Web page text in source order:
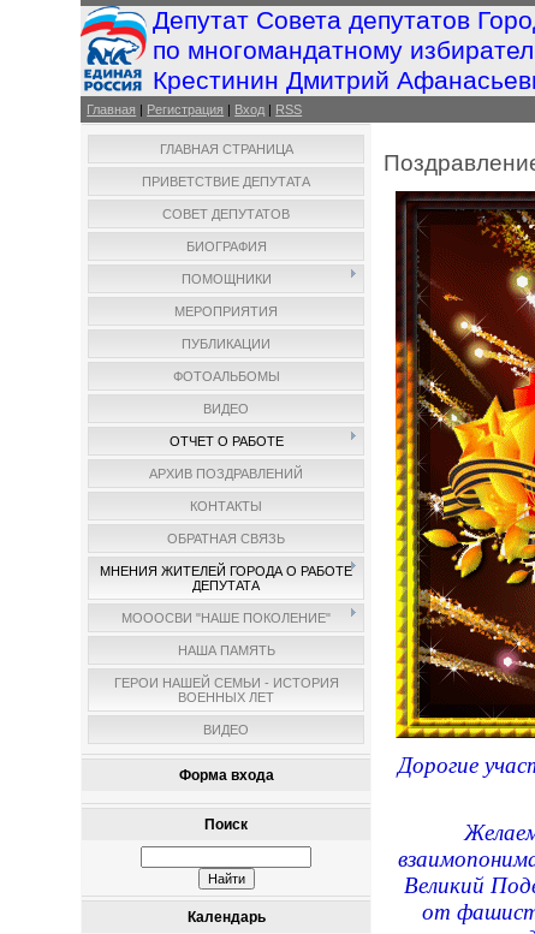
Депутат Совета депутатов
по многомандатному
Крестинин Дмитрий
Главная | Регистрация | Вход | RSS
ГЛАВНАЯ СТРАНИЦА
ПРИВЕТСТВИЕ ДЕПУТАТА
СОВЕТ ДЕПУТАТОВ
БИОГРАФИЯ
ПОМОЩНИКИ
МЕРОПРИЯТИЯ
ПУБЛИКАЦИИ
ФОТОАЛЬБОМЫ
ВИДЕО
ОТЧЕТ О РАБОТЕ
АРХИВ ПОЗДРАВЛЕНИЙ
КОНТАКТЫ
ОБРАТНАЯ СВЯЗЬ
МНЕНИЯ ЖИТЕЛЕЙ ГОРОДА О РАБОТЕ
ДЕПУТАТА
МОООСВИ "НАШЕ ПОКОЛЕНИЕ"
НАША ПАМЯТЬ
ГЕРОИ НАШЕЙ СЕМЬИ - ИСТОРИЯ
ВОЕННЫХ ЛЕТ
ВИДЕО
Форма входа
Поиск
Календарь
Дорогие
Великий
от